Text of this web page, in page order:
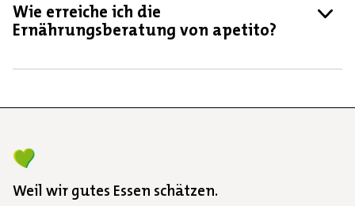
Wie erreiche ich die
Ernährungsberatung von apetito?
Weil wir gutes Essen schätzen.